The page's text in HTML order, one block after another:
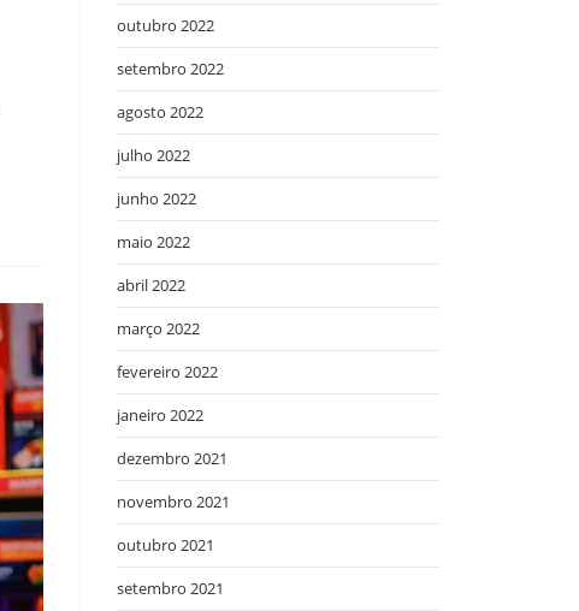
outubro 2022
setembro 2022
agosto 2022
julho 2022
junho 2022
maio 2022
abril 2022
março 2022
fevereiro 2022
janeiro 2022
dezembro 2021
novembro 2021
outubro 2021
setembro 2021